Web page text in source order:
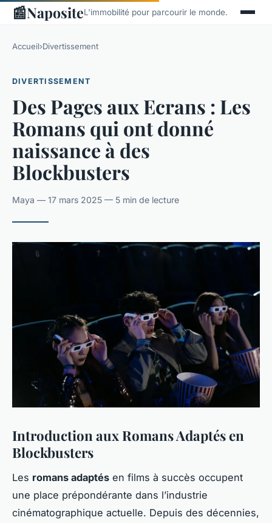
📰NapositeL'immobilité pour parcourir le monde.
Accueil›Divertissement
DIVERTISSEMENT
Des Pages aux Ecrans : Les
Romans qui ont donné
naissance à des
Blockbusters
Maya — 17 mars 2025 — 5 min de lecture
Introduction aux Romans Adaptés en
Blockbusters
Les romans adaptés en films à succès occupent
une place prépondérante dans l’industrie
cinématographique actuelle. Depuis des décennies,